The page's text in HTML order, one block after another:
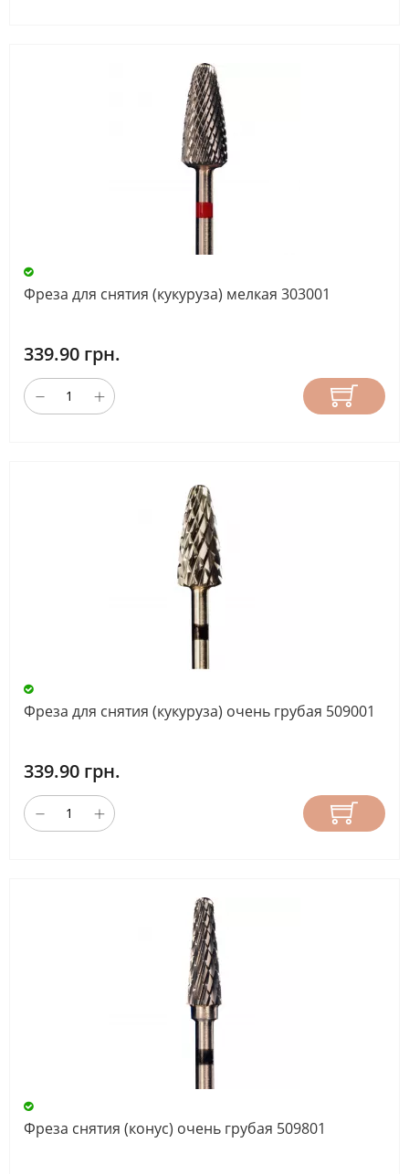
Фреза для снятия (кукуруза) мелкая 303001
339.90 грн.
Фреза для снятия (кукуруза) очень грубая 509001
339.90 грн.
Фреза снятия (конус) очень грубая 509801